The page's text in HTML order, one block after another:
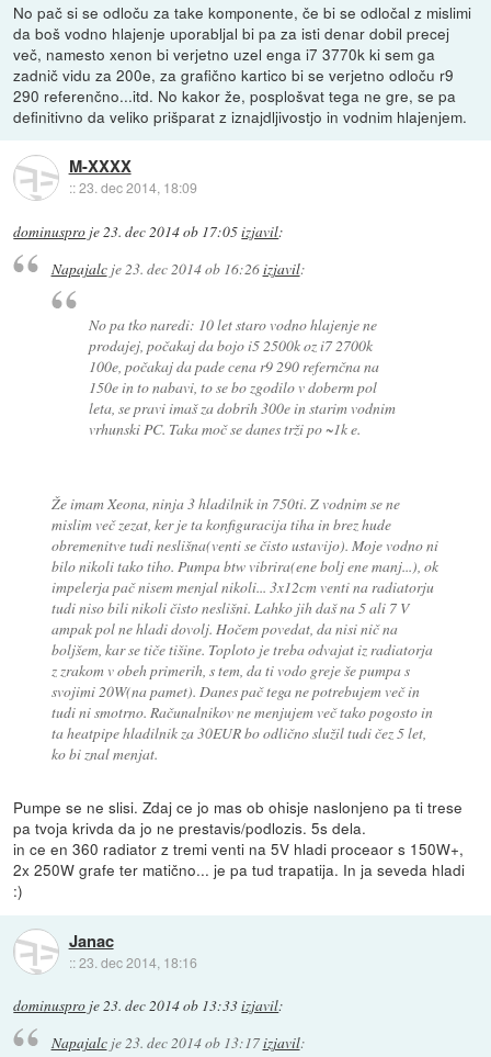
No pač si se odloču za take komponente, če bi se odločal z mislimi
da boš vodno hlajenje uporabljal bi pa za isti denar dobil precej
več, namesto xenon bi verjetno uzel enga i7 3770k ki sem ga
zadnič vidu za 200e, za grafično kartico bi se verjetno odloču r9
290 referenčno...itd. No kakor že, posplošvat tega ne gre, se pa
definitivno da veliko prišparat z iznajdljivostjo in vodnim hlajenjem.
M-XXXX
::23. dec 2014, 18:09
dominuspro je23. dec 2014 ob 17:05izjavil:
Napajalcje 23. dec 2014 ob 16:26izjavil:
No pa tko naredi: 10 let staro vodno hlajenje ne
prodajej, počakaj da bojo i5 2500k oz i7 2700k
100e, počakaj da pade cena r9 290 refernčna na
150e in to nabavi, to se bo zgodilo v doberm pol
leta, se pravi imaš za dobrih 300e in starim vodnim
vrhunski PC. Taka moč se danes trži po ~1k e.
Že imam Xeona, ninja 3 hladilnik in 750ti. Z vodnim se ne
mislim več zezat, ker je ta konfiguracija tiha in brez hude
obremenitve tudi neslišna(venti se čisto ustavijo). Moje vodno ni
bilo nikoli tako tiho. Pumpa btw vibrira(ene bolj ene manj...), ok
impelerja pač nisem menjal nikoli... 3x12cm venti na radiatorju
tudi niso bili nikoli čisto neslišni. Lahko jih daš na 5 ali 7 V
ampak pol ne hladi dovolj. Hočem povedat, da nisi nič na
boljšem, kar se tiče tišine. Toploto je treba odvajat iz radiatorja
z zrakom v obeh primerih, s tem, da ti vodo greje še pumpa s
svojimi 20W(na pamet). Danes pač tega ne potrebujem več in
tudi ni smotrno. Računalnikov ne menjujem več tako pogosto in
ta heatpipe hladilnik za 30EUR bo odlično služil tudi čez 5 let,
ko bi znal menjat.
Pumpe se ne slisi. Zdaj ce jo mas ob ohisje naslonjeno pa ti trese
pa tvoja krivda da jo ne prestavis/podlozis. 5s dela.
in ce en 360 radiator z tremi venti na 5V hladi proceaor s 150W+,
2x 250W grafe ter matično... je pa tud trapatija. In ja seveda hladi
:)
Janac
::23. dec 2014, 18:16
dominuspro je23. dec 2014 ob 13:33izjavil:
Napajalcje23. dec 2014 ob 13:17izjavil: